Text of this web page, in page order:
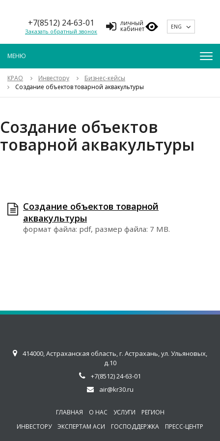
+7(8512) 24-63-01
Заказать обратный звонок
личный
кабинет ENG
КРАО Инвестору
Бизнес-кейсы
Создание объектов товарной аквакультуры
Создание объектов
товарной аквакультуры
Создание объектов товарной
аквакультуры
формат файла: pdf, размер файла: 7 MB.
414000, Астраханская область, г. Астрахань, ул. Ульяновых,
д.10
+7(8512) 24-63-01
air@kr30.ru
ГЛАВНАЯ О НАС УСЛУГИ
РЕГИОН
ИНВЕСТОРУ
ЭКСПЕРТАМ АСИ ГОСПОДДЕРЖКА ПРЕСС-ЦЕНТР